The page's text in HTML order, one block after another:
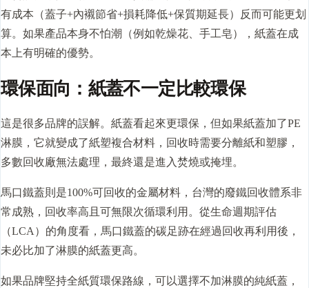
有成本（蓋子+內襯節省+損耗降低+保質期延長）反而可能更划
算。如果產品本身不怕潮（例如乾燥花、手工皂），紙蓋在成
本上有明確的優勢。
環保面向：紙蓋不一定比較環保
這是很多品牌的誤解。紙蓋看起來更環保，但如果紙蓋加了PE
淋膜，它就變成了紙塑複合材料，回收時需要分離紙和塑膠，
多數回收廠無法處理，最終還是進入焚燒或掩埋。
馬口鐵蓋則是100%可回收的金屬材料，台灣的廢鐵回收體系非
常成熟，回收率高且可無限次循環利用。從生命週期評估
（LCA）的角度看，馬口鐵蓋的碳足跡在經過回收再利用後，
未必比加了淋膜的紙蓋更高。
如果品牌堅持全紙質環保路線，可以選擇不加淋膜的純紙蓋，